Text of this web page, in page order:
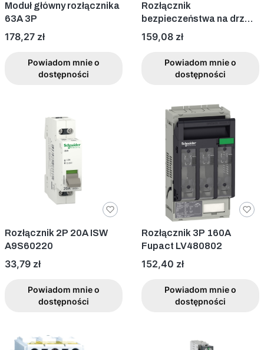
Moduł główny rozłącznika
63A 3P
Cena
178,27 zł
Powiadom mnie o
dostępności
Rozłącznik
bezpieczeństwa na drzwi
w obudowie 3P 63A VCF3
Cena
159,08 zł
Powiadom mnie o
dostępności
Rozłącznik 2P 20A ISW
A9S60220
Cena
33,79 zł
Powiadom mnie o
dostępności
Rozłącznik 3P 160A
Fupact LV480802
Cena
152,40 zł
Powiadom mnie o
dostępności